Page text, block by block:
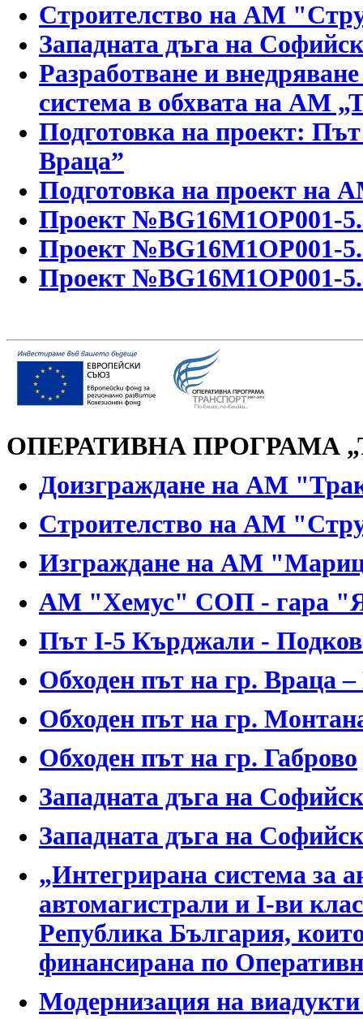
Строителство на АМ
Западната дъга на
Разработване и
система в обхвата на АМ
Подготовка на проект:
Враца”
Подготовка на проект на
Проект №BG16M1OP001-
Проект №BG16M1OP001-
Проект №BG16M1OP001-
ОПЕРАТИВНА ПРОГРАМА „
Доизграждане на АМ
Строителство на АМ
Изграждане на АМ
АМ "Хемус" СОП - гара
Път І-5 Кърджали -
Обходен път на гр. Враца
Обходен път на гр.
Обходен път на гр. Габрово
Западната дъга на
Западната дъга на
„Интегрирана система за
автомагистрали и I-ви
Република България,
финансирана по
Модернизация на